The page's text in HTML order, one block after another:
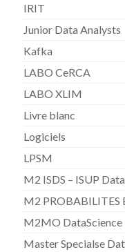
IRIT
Junior Data Analysts
Kafka
LABO CeRCA
LABO XLIM
Livre blanc
Logiciels
LPSM
M2 ISDS – ISUP
M2 PROBABILITES
M2MO DataScience
Master Specialse